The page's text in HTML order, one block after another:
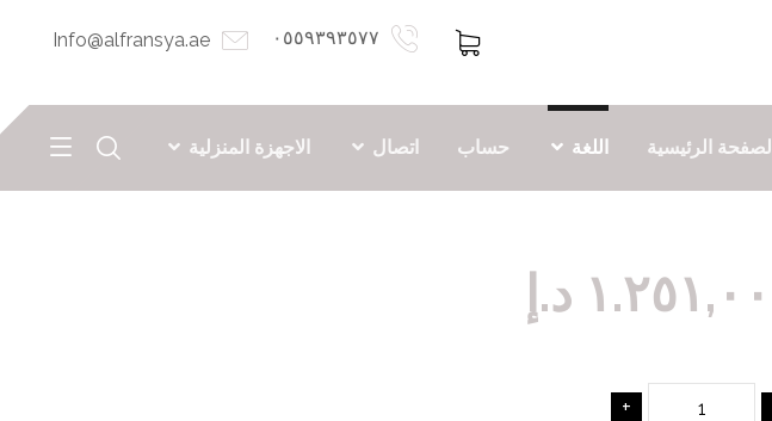
Info@alfransya.ae ٠٥٥٩٣٩٣٥٧٧
الصفحة الرئيسية اللغة حساب اتصال الاجهزة المنزلية
١.٢٥١,٠٠ د.إ
+